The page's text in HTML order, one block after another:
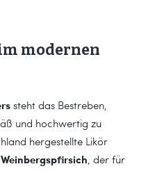
modernen
steht das Bestreben,
und hochwertig zu
hergestellte Likör
Weinbergspfirsich, der für